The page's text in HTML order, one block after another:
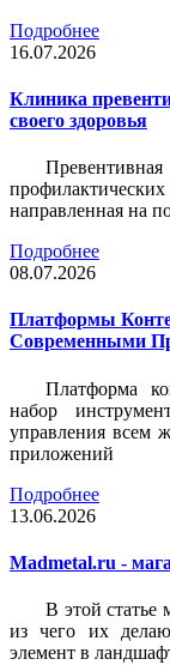
Подробнее
16.07.2026
Клиника
своего здоровья
направленная на
Подробнее
08.07.2026
Платформы
Современными
Платформа
набор
управления всем
приложений
Подробнее
13.06.2026
Madmetal.ru -
В этой статье
из чего их
элемент в